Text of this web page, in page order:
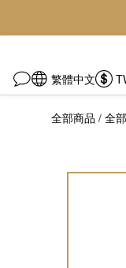
繁體中文
全部商品 / 全